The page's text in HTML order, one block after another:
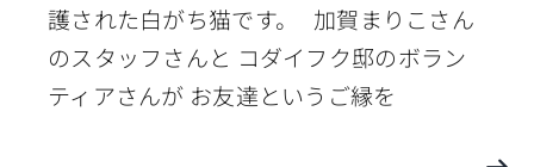
護された白がち猫です。 加賀まりこさん
のスタッフさんと コダイフク邸のボラン
ティアさんが お友達というご縁を